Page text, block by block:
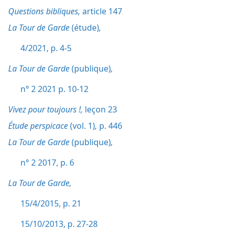
Questions bibliques, article 147
La Tour de Garde(étude),
4/2021, p. 4-5
La Tour de Garde(publique),
n° 2 2021 p. 10-12
Vivez pour toujours !, leçon 23
Étude perspicace(vol. 1), p. 446
La Tour de Garde(publique),
n° 2 2017, p. 6
La Tour de Garde,
15/4/2015, p. 21
15/10/2013, p. 27-28